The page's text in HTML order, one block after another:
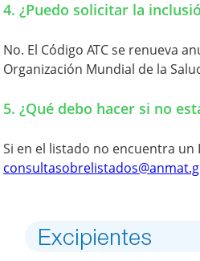
4. ¿Puedo solicitar la
No. El Código ATC se renueva
Organización Mundial de la
5. ¿Qué debo hacer si no
Si en el listado no encuentra